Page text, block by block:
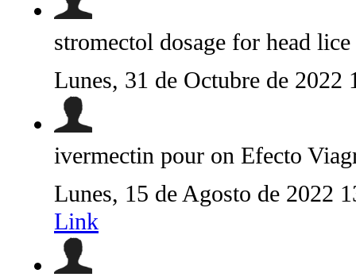
stromectol dosage for head
Lunes, 31 de Octubre de 2022
ivermectin pour on Efecto
Lunes, 15 de Agosto de 2022
Link